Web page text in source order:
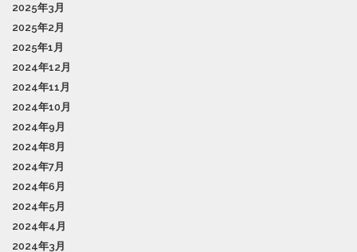
2025年3月
2025年2月
2025年1月
2024年12月
2024年11月
2024年10月
2024年9月
2024年8月
2024年7月
2024年6月
2024年5月
2024年4月
2024年3月